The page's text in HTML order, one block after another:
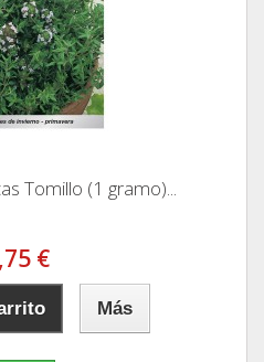
Tomillo (1 gramo)...
€
Más